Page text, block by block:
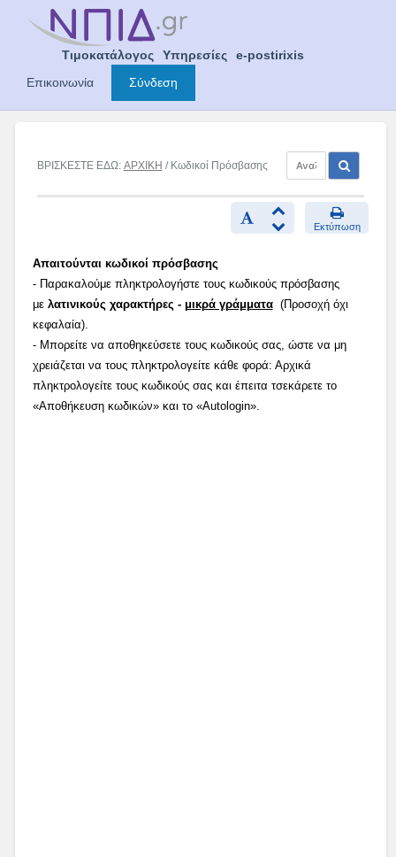
Τιμοκατάλογος Υπηρεσίες
e-postirixis
Επικοινωνία
Σύνδεση
ΒΡΙΣΚΕΣΤΕ ΕΔΩ: ΑΡΧΙΚΗ / Κωδικοί Πρόσβασης
Εκτύπωση
Απαιτούνται κωδικοί πρόσβασης
- Παρακαλούμε πληκτρολογήστε τους κωδικούς πρόσβασης
με λατινικούς χαρακτήρες - μικρά γράμματα(Προσοχή όχι
κεφαλαία).
- Μπορείτε να αποθηκεύσετε τους κωδικούς σας, ώστε να μη
χρειάζεται να τους πληκτρολογείτε κάθε φορά: Αρχικά
πληκτρολογείτε τους κωδικούς σας και έπειτα τσεκάρετε το
«Αποθήκευση κωδικών» και το «Autologin».